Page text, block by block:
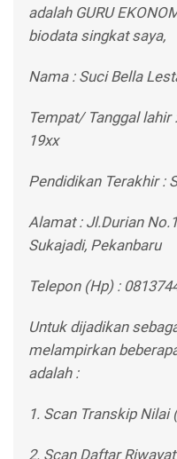
adalah GURU
biodata singkat saya,
Nama : Suci Bella
Tempat/ Tanggal lahir
19xx
Pendidikan Terakhir :
Alamat : Jl.Durian
Sukajadi, Pekanbaru
Telepon (Hp) :
Untuk dijadikan
melampirkan
adalah :
1. Scan Transkip Nilai
2. Scan Daftar